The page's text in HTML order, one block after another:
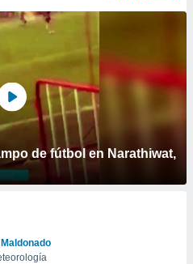
de fútbol en Narathiwat,